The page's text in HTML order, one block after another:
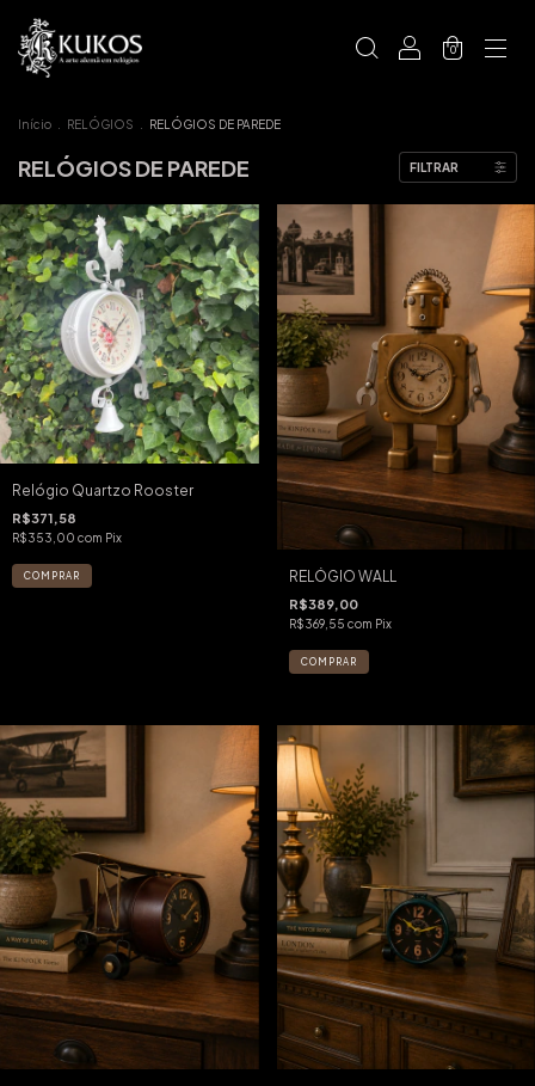
0
Início RELÓGIOS RELÓGIOS DE PAREDE
RELÓGIOS DE PAREDE FILTRAR
Relógio Quartzo Rooster
R$371,58
R$353,00 com Pix
RELÓGIO WALL
R$389,00
R$369,55 com Pix